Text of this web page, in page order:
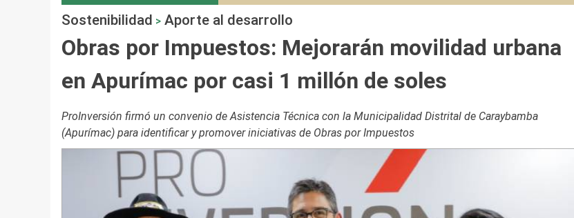
Sostenibilidad > Aporte al desarrollo
Obras por Impuestos: Mejorarán movilidad urbana
en Apurímac por casi 1 millón de soles
ProInversión firmó un convenio de Asistencia Técnica con la Municipalidad Distrital de Caraybamba
(Apurímac) para identificar y promover iniciativas de Obras por Impuestos